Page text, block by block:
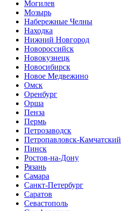
Могилев
Мозырь
Набережные Челны
Находка
Нижний Новгород
Новороссийск
Новокузнецк
Новосибирск
Новое Медвежино
Омск
Оренбург
Орша
Пенза
Пермь
Петрозаводск
Петропавловск-Камчатский
Пинск
Ростов-на-Дону
Рязань
Самара
Санкт-Петербург
Саратов
Севастополь